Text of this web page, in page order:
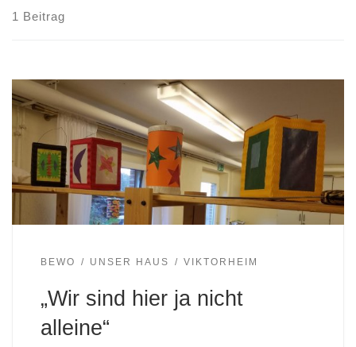
1 Beitrag
BEWO UNSER HAUS VIKTORHEIM
„Wir sind hier ja nicht
alleine“